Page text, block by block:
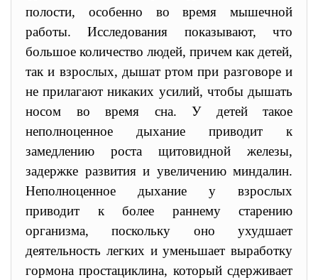
полости, особенно во время мышечной
работы. Исследования показывают, что
большое количество людей, причем как детей,
так и взрослых, дышат ртом при разговоре и
не прилагают никаких усилий, чтобы дышать
носом во время сна. У детей такое
неполноценное дыхание приводит к
замедлению роста щитовидной железы,
задержке развития и увеличению миндалин.
Неполноценное дыхание у взрослых
приводит к более раннему старению
организма, поскольку оно ухудшает
деятельность легких и уменьшает выработку
гормона простациклина, который сдерживает